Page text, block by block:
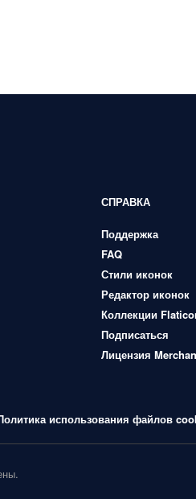
СПРАВКА
Поддержка
FAQ
Стили иконок
Редактор иконок
Коллекции
Подписаться
Лицензия
использования файлов